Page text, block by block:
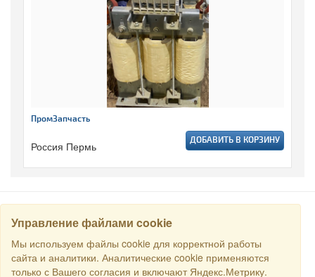
ПромЗапчасть
Россия Пермь ДОБАВИТЬ В КОРЗИНУ
Управление файлами cookie
Мы используем файлы cookie для корректной работы
сайта и аналитики. Аналитические cookie применяются
только с Вашего согласия и включают Яндекс.Метрику.
Все права защищены © 2016 Торговый Дом РСДС. E-mail: